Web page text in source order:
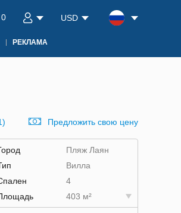
0 USD
РЕКЛАМА
Предложить свою цену
Пляж Лаян
Вилла
4
403 м²